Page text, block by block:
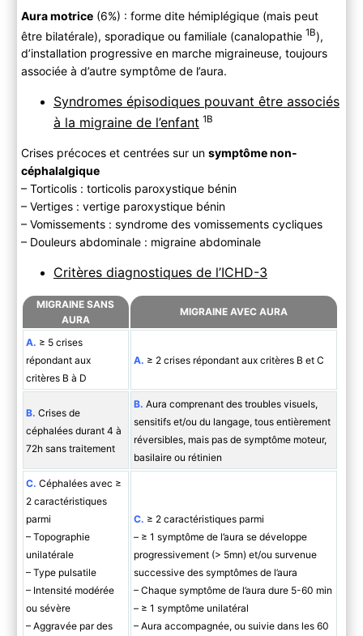
Aura motrice(6%) : forme dite hémiplégique (mais peut
être bilatérale), sporadique ou familiale (canalopathie 1B),
d’installation progressive en marche migraineuse, toujours
associée à d’autre symptôme de l’aura.
Syndromes épisodiques pouvant être associés
à la migraine de l’enfant 1B
Crises précoces et centrées sur un symptôme non-
céphalalgique
– Torticolis : torticolis paroxystique bénin
– Vertiges : vertige paroxystique bénin
– Vomissements : syndrome des vomissements cycliques
– Douleurs abdominale : migraine abdominale
Critères diagnostiques de l’ICHD-3
MIGRAINE SANS
AURA
MIGRAINE AVEC AURA
A. ≥ 5 crises
répondant aux
critères B à D
A. ≥ 2 crises répondant aux critères B et C
B. Crises de
céphalées durant 4 à
72h sans traitement
B. Aura comprenant des troubles visuels,
sensitifs et/ou du langage, tous entièrement
réversibles, mais pas de symptôme moteur,
basilaire ou rétinien
C. Céphalées avec ≥
2 caractéristiques
parmi
– Topographie
unilatérale
– Type pulsatile
– Intensité modérée
ou sévère
– Aggravée par des
C. ≥ 2 caractéristiques parmi
– ≥ 1 symptôme de l’aura se développe
progressivement (> 5mn) et/ou survenue
successive des symptômes de l’aura
– Chaque symptôme de l’aura dure 5-60 min
– ≥ 1 symptôme unilatéral
– Aura accompagnée, ou suivie dans les 60